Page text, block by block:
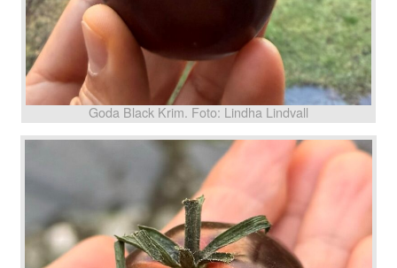
Goda Black Krim. Foto: Lindha Lindvall